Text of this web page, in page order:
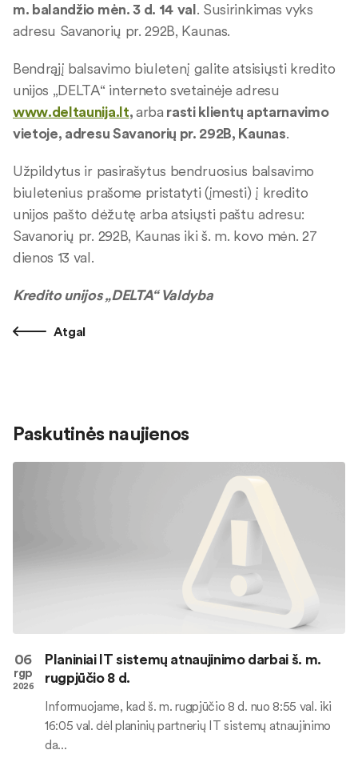
m. balandžio mėn. 3 d. 14 val. Susirinkimas vyks
adresu Savanorių pr. 292B, Kaunas.
Bendrąjį balsavimo biuletenį galite atsisiųsti kredito
unijos „DELTA“ interneto svetainėje adresu
www.deltaunija.lt,arbarasti klientų aptarnavimo
vietoje, adresu Savanorių pr. 292B, Kaunas.
Užpildytus ir pasirašytus bendruosius balsavimo
biuletenius prašome pristatyti (įmesti) į kredito
unijos pašto dėžutę arba atsiųsti paštu adresu:
Savanorių pr. 292B, Kaunas iki š. m. kovo mėn. 27
dienos 13 val.
Kredito unijos „DELTA“ Valdyba
Atgal
Paskutinės naujienos
06
rgp
2026
Planiniai IT sistemų atnaujinimo darbai š. m.
rugpjūčio 8 d.
Informuojame, kad š. m. rugpjūčio 8 d. nuo 8:55 val. iki
16:05 val. dėl planinių partnerių IT sistemų atnaujinimo
da...